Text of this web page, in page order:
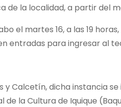
de la localidad, a partir del
el martes 16, a las 19
entradas para ingresar al
Calcetín, dicha instancia
de la Cultura de Iquique